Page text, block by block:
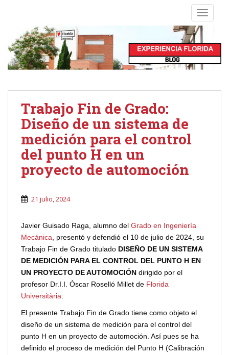
Trabajo Fin de Grado:
Diseño de un sistema de
medición para el control
del punto H en un
proyecto de automoción
21 julio, 2024
Javier Guisado Raga, alumno del Grado en Ingeniería
Mecánica, presentó y defendió el 10 de julio de 2024, su
Trabajo Fin de Grado titulado DISEÑO DE UN SISTEMA
DE MEDICIÓN PARA EL CONTROL DEL PUNTO H EN
UN PROYECTO DE AUTOMOCIÓN dirigido por el
profesor Dr.I.I. Óscar Roselló Millet de Florida
Universitària.
El presente Trabajo Fin de Grado tiene como objeto el
diseño de un sistema de medición para el control del
punto H en un proyecto de automoción. Así pues se ha
definido el proceso de medición del Punto H (Calibración